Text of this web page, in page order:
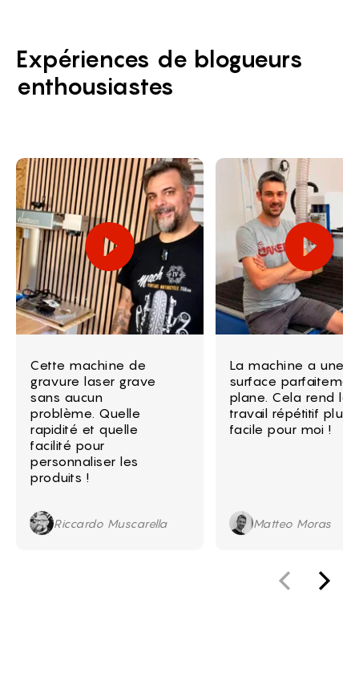
Expériences de blogueurs
enthousiastes
Cette machine de
gravure laser grave
sans aucun
problème. Quelle
rapidité et quelle
facilité pour
personnaliser les
produits !
Riccardo Muscarella
La machine a une
surface
plane. Cela rend le
travail répétitif plus
facile pour moi !
Matteo Moras